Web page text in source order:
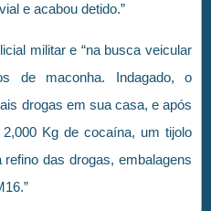
e acabou detido.”
militar e “na busca veicular
de maconha. Indagado, o
drogas em sua casa, e após
Kg de cocaína, um tijolo
das drogas, embalagens